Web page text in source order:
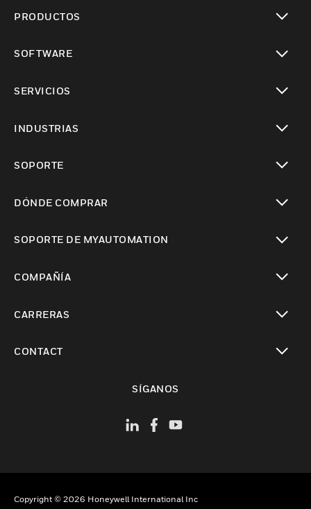
PRODUCTOS
SOFTWARE
SERVICIOS
INDUSTRIAS
SOPORTE
DÓNDE COMPRAR
SOPORTE DE MYAUTOMATION
COMPAÑÍA
CARRERAS
CONTACT
SÍGANOS
Copyright © 2026 Honeywell International Inc